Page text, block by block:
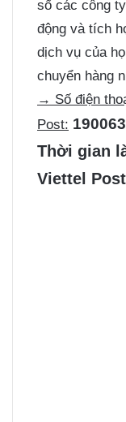
số các công
động và tích
dịch vụ của
chuyển hàng
→ Số điện
Post:
Thời gian
Viettel Post